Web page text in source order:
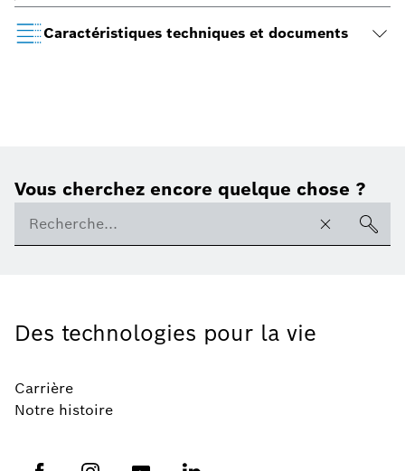
Caractéristiques techniques et documents
Vous cherchez encore quelque chose ?
Des technologies pour la vie
Carrière
Notre histoire